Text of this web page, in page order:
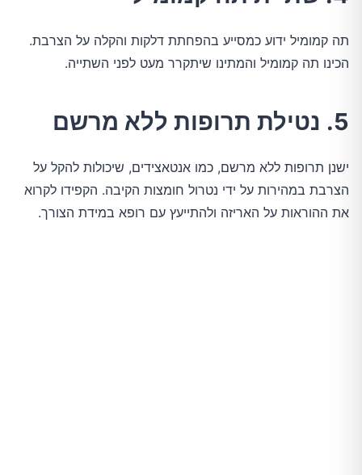
תה קמומיל ידוע כמסייע בהפחתת דלקות והקלה על הצרבת.
הכינו תה קמומיל והמתינו שיתקרר מעט לפני השתייה.
5. נטילת תרופות ללא מרשם
ישנן תרופות ללא מרשם, כמו אנטאצידים, שיכולות להקל על
הצרבת במהירות על ידי נטרול חומצות הקיבה. הקפידו לקרוא
את ההוראות על האריזה ולהתייעץ עם רופא במידת הצורך.